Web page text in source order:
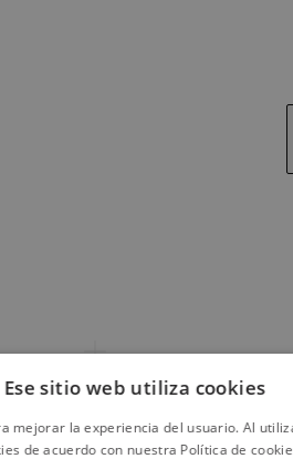
Ese sitio web utiliza cookies
mejorar la experiencia del usuario. Al
de acuerdo con nuestra Política de